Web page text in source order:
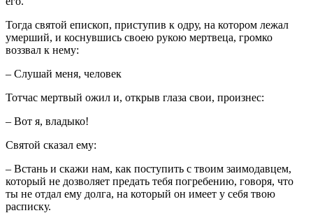
Тогда святой епископ, приступив к одру, на котором лежал
умерший, и коснувшись своею рукою мертвеца, громко
воззвал к нему:
– Слушай меня, человек
Тотчас мертвый ожил и, открыв глаза свои, произнес:
– Вот я, владыко!
Святой сказал ему:
– Встань и скажи нам, как поступить с твоим заимодавцем,
который не дозволяет предать тебя погребению, говоря, что
ты не отдал ему долга, на который он имеет у себя твою
расписку.